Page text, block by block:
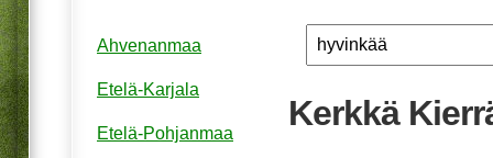
Kerkkä
Ahvenanmaa
Etelä-Karjala
Etelä-Pohjanmaa